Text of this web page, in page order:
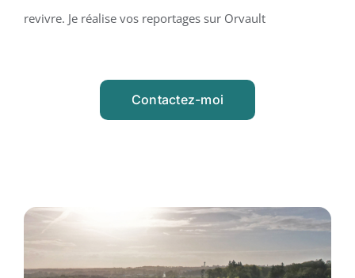
revivre. Je réalise vos reportages sur Orvault
Contactez-moi